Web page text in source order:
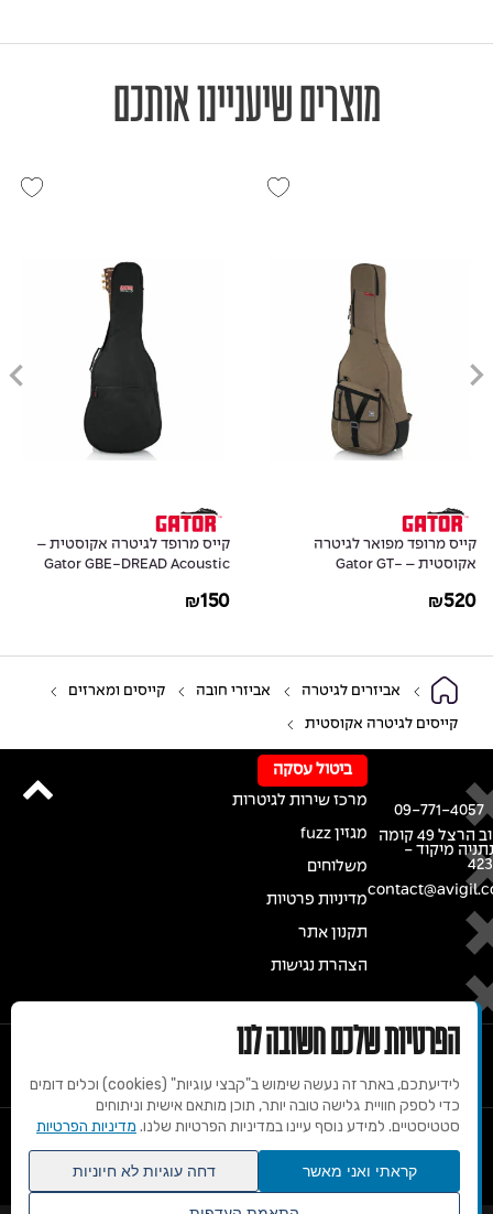
מוצרים שיעניינו אותכם
קייס מרופד מפואר לגיטרה
אקוסטית – Gator GT-
Case
₪520
קייס מרופד לגיטרה אקוסטית –
Gator GBE-DREAD Acoustic
₪150
אביזרים לגיטרה אביזרי חובה קייסים ומארזים
קייסים לגיטרה אקוסטית
רחוב הרצל 49 קומה
מיקוד -
09-771-4057
ביטול עסקה
מרכז שירות לגיטרות
מגזין fuzz
משלוחים
מדיניות פרטיות
תקנון אתר
הצהרת נגישות
הפרטיות שלכם חשובה לנו
לידיעתכם, באתר זה נעשה שימוש ב"קבצי עוגיות" (cookies) וכלים דומים
כדי לספק חוויית גלישה טובה יותר, תוכן מותאם אישית וניתוחים
סטטיסטיים. למידע נוסף עיינו במדיניות הפרטיות שלנו. מדיניות הפרטיות
קראתי ואני מאשר דחה עוגיות לא חיוניות